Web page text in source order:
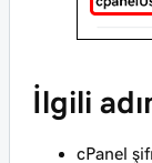
İlgili
cPanel